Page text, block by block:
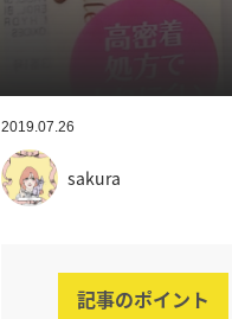
2019.07.26
sakura
記事のポイント